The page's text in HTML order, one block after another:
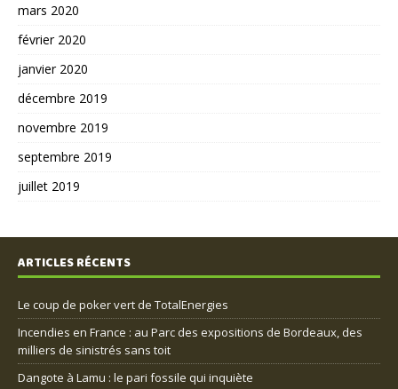
mars 2020
février 2020
janvier 2020
décembre 2019
novembre 2019
septembre 2019
juillet 2019
ARTICLES RÉCENTS
Le coup de poker vert de TotalEnergies
Incendies en France : au Parc des expositions de Bordeaux, des
milliers de sinistrés sans toit
Dangote à Lamu : le pari fossile qui inquiète